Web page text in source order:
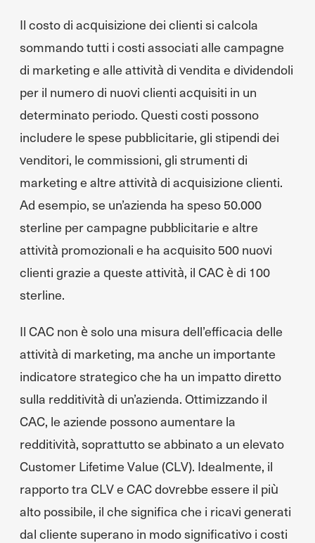
Il costo di acquisizione dei clienti si calcola
sommando tutti i costi associati alle campagne
di marketing e alle attività di vendita e dividendoli
per il numero di nuovi clienti acquisiti in un
determinato periodo. Questi costi possono
includere le spese pubblicitarie, gli stipendi dei
venditori, le commissioni, gli strumenti di
marketing e altre attività di acquisizione clienti.
Ad esempio, se un’azienda ha speso 50.000
sterline per campagne pubblicitarie e altre
attività promozionali e ha acquisito 500 nuovi
clienti grazie a queste attività, il CAC è di 100
sterline.
Il CAC non è solo una misura dell’efficacia delle
attività di marketing, ma anche un importante
indicatore strategico che ha un impatto diretto
sulla redditività di un’azienda. Ottimizzando il
CAC, le aziende possono aumentare la
redditività, soprattutto se abbinato a un elevato
Customer Lifetime Value (CLV). Idealmente, il
rapporto tra CLV e CAC dovrebbe essere il più
alto possibile, il che significa che i ricavi generati
dal cliente superano in modo significativo i costi